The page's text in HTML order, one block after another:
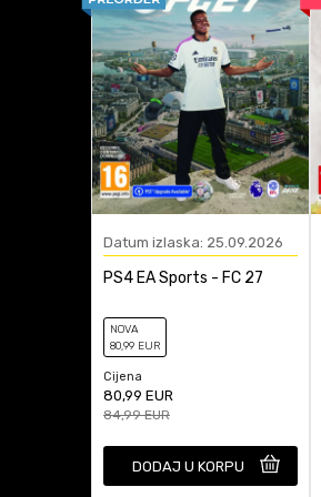
Datum izlaska: 25.09.2026
PS4 EA Sports - FC 27
NOVA
80,99 EUR
Cijena
80,99 EUR
84,99EUR
DODAJ U KORPU